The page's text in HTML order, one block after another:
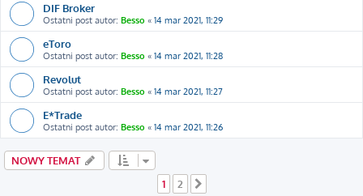
DIF Broker
Ostatni post autor: Besso « 14 mar 2021, 11:29
eToro
Ostatni post autor: Besso « 14 mar 2021, 11:28
Revolut
Ostatni post autor: Besso « 14 mar 2021, 11:27
E*Trade
Ostatni post autor: Besso « 14 mar 2021, 11:26
NOWY TEMAT
1
2